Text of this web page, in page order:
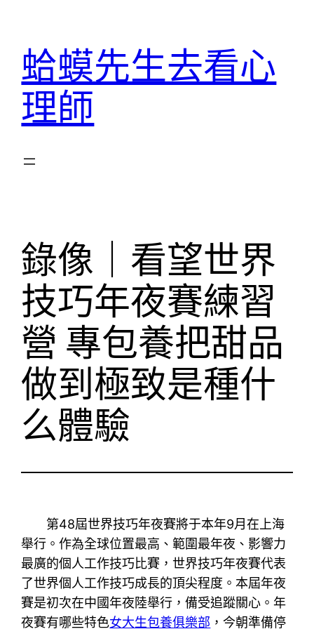
蛤蟆先生去看心
理師
錄像｜看望世界
技巧年夜賽練習
營 專包養把甜品
做到極致是種什
么體驗
第48屆世界技巧年夜賽將于本年9月在上海
舉行。作為全球位置最高、範圍最年夜、影響力
最廣的個人工作技巧比賽，世界技巧年夜賽代表
了世界個人工作技巧成長的頂尖程度。本屆年夜
賽是初次在中國年夜陸舉行，備受追蹤關心。年
夜賽有哪些特色女大生包養俱樂部 ，今朝準備停